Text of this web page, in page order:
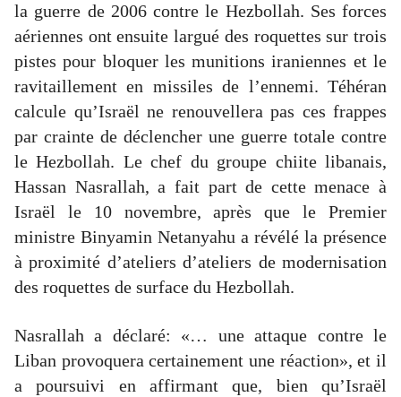
la guerre de 2006 contre le Hezbollah. Ses forces
aériennes ont ensuite largué des roquettes sur trois
pistes pour bloquer les munitions iraniennes et le
ravitaillement en missiles de l’ennemi. Téhéran
calcule qu’Israël ne renouvellera pas ces frappes
par crainte de déclencher une guerre totale contre
le Hezbollah. Le chef du groupe chiite libanais,
Hassan Nasrallah, a fait part de cette menace à
Israël le 10 novembre, après que le Premier
ministre Binyamin Netanyahu a révélé la présence
à proximité d’ateliers d’ateliers de modernisation
des roquettes de surface du Hezbollah.
Nasrallah a déclaré: «… une attaque contre le
Liban provoquera certainement une réaction», et il
a poursuivi en affirmant que, bien qu’Israël